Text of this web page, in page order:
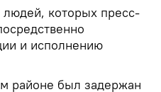
которых пресс-
и исполнению
районе был задержан